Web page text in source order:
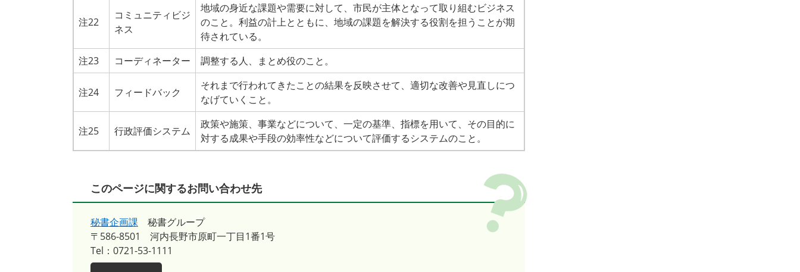
注22
コミュニティビジ
ネス
地域の身近な課題や需要に対して、市民が主体となって取り組むビジネス
のこと。利益の計上とともに、地域の課題を解決する役割を担うことが期
待されている。
注23
コーディネーター 調整する人、まとめ役のこと。
注24 フィードバック
それまで行われてきたことの結果を反映させて、適切な改善や見直しにつ
なげていくこと。
注25 行政評価システム
政策や施策、事業などについて、一定の基準、指標を用いて、その目的に
対する成果や手段の効率性などについて評価するシステムのこと。
このページに関するお問い合わせ先
秘書企画課
秘書グループ
〒586-8501
河内長野市原町一丁目1番1号
Tel：0721-53-1111